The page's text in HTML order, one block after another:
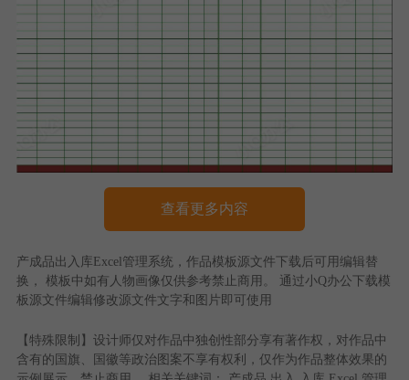
查看更多内容
产成品出入库Excel管理系统 ，作品模板源文件下载后可用编辑替
换， 模板中如有人物画像仅供参考禁止商用。 通过小Q办公下载模
板源文件编辑修改源文件文字和图片即可使用
【特殊限制】设计师仅对作品中独创性部分享有著作权，对作品中
含有的国旗、国徽等政治图案不享有权利，仅作为作品整体效果的